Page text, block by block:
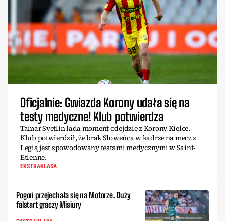
Oficjalnie: Gwiazda Korony udała się na
testy medyczne! Klub potwierdza
Tamar Svetlin lada moment odejdzie z Korony Kielce.
Klub potwierdził, że brak Słoweńca w kadrze na mecz z
Legią jest spowodowany testami medycznymi w Saint-
Etienne.
EKSTRAKLASA
Pogoń przejechała się na Motorze. Duży
falstart graczy Misiury